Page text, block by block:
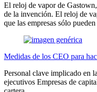
El reloj de vapor de
de la invención. El reloj de
que las empresas sólo
Medidas de los CEO para
Personal clave implicado en
ejecutivos Empresas de